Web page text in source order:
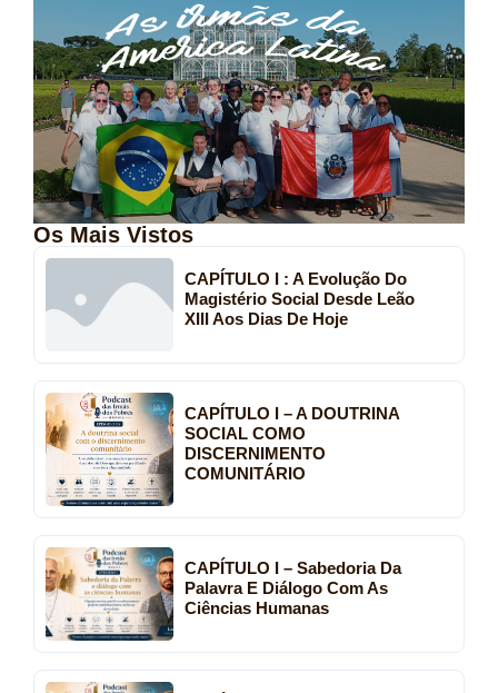
Os Mais Vistos
CAPÍTULO I : A Evolução Do
Magistério Social Desde Leão
XIII Aos Dias De Hoje
CAPÍTULO I – A DOUTRINA
SOCIAL COMO
DISCERNIMENTO
COMUNITÁRIO
CAPÍTULO I – Sabedoria Da
Palavra E Diálogo Com As
Ciências Humanas